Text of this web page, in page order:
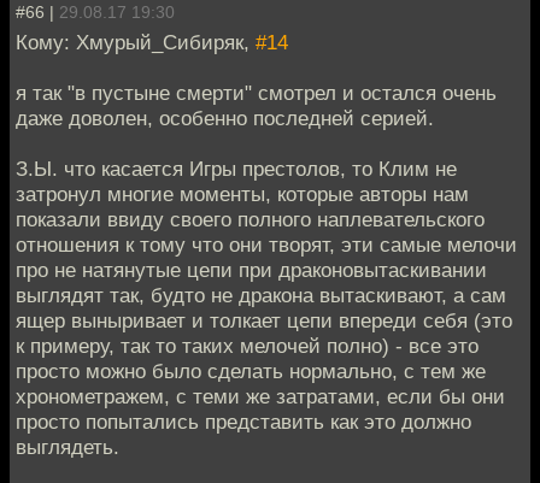
#66 | 29.08.17 19:30
Кому: Хмурый_Сибиряк, #14
я так "в пустыне смерти" смотрел и остался очень
даже доволен, особенно последней серией.
З.Ы. что касается Игры престолов, то Клим не
затронул многие моменты, которые авторы нам
показали ввиду своего полного наплевательского
отношения к тому что они творят, эти самые мелочи
про не натянутые цепи при драконовытаскивании
выглядят так, будто не дракона вытаскивают, а сам
ящер выныривает и толкает цепи впереди себя (это
к примеру, так то таких мелочей полно) - все это
просто можно было сделать нормально, с тем же
хронометражем, с теми же затратами, если бы они
просто попытались представить как это должно
выглядеть.